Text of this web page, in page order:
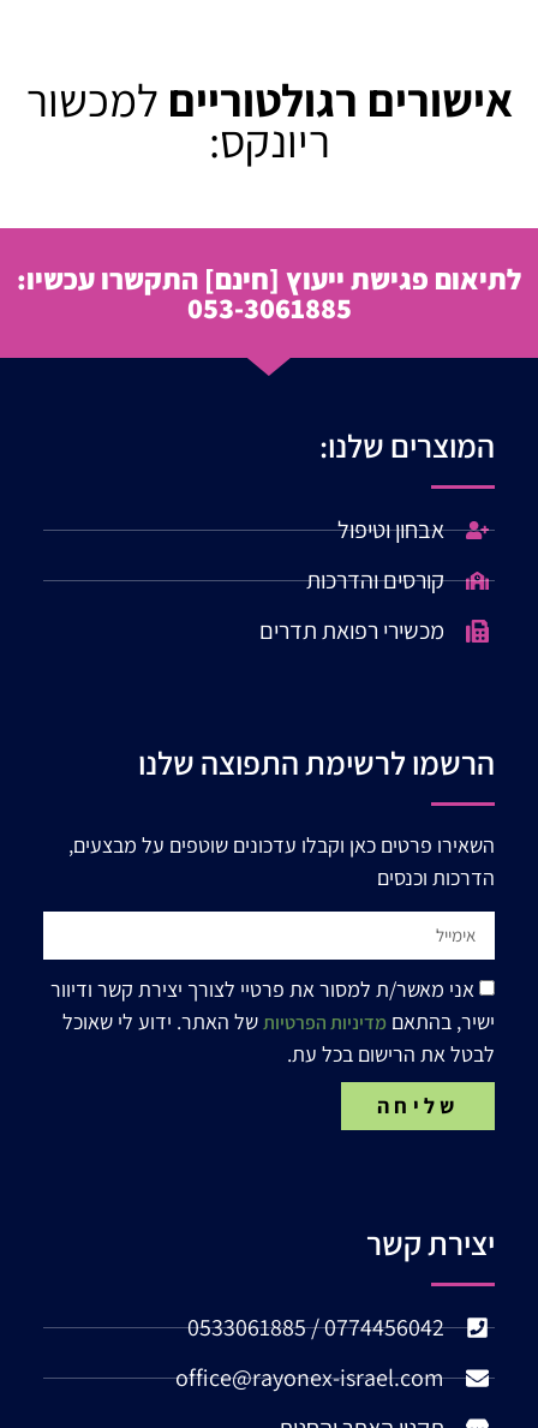
אישורים רגולטוריים למכשור
ריונקס:
לתיאום פגישת ייעוץ [חינם] התקשרו עכשיו:
053-3061885
המוצרים שלנו:
אבחון וטיפול
קורסים והדרכות
מכשירי רפואת תדרים
הרשמו לרשימת התפוצה שלנו
השאירו פרטים כאן וקבלו עדכונים שוטפים על מבצעים,
הדרכות וכנסים
אני מאשר/ת למסור את פרטיי לצורך יצירת קשר ודיוור
ישיר, בהתאם מדיניות הפרטיותשל האתר. ידוע לי שאוכל
לבטל את הרישום בכל עת.
שליחה
יצירת קשר
0774456042 / 0533061885
office@rayonex-israel.com